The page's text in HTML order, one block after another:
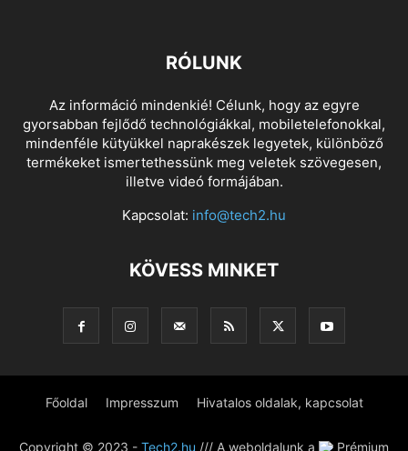
RÓLUNK
Az információ mindenkié! Célunk, hogy az egyre
gyorsabban fejlődő technológiákkal, mobiletelefonokkal,
mindenféle kütyükkel naprakészek legyetek, különböző
termékeket ismertethessünk meg veletek szövegesen,
illetve videó formájában.
Kapcsolat: info@tech2.hu
KÖVESS MINKET
Főoldal Impresszum Hivatalos oldalak, kapcsolat
Copyright © 2023 - Tech2.hu /// A weboldalunk a Prémium